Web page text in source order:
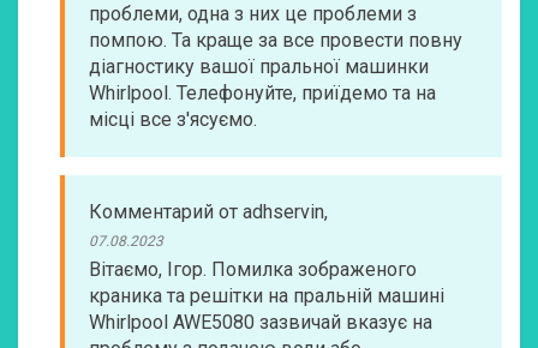
проблеми, одна з них це проблеми з
помпою. Та краще за все провести повну
діагностику вашої пральної машинки
Whirlpool. Телефонуйте, приїдемо та на
місці все з'ясуємо.
Комментарий от adhservin,
07.08.2023
Вітаємо, Ігор. Помилка зображеного
краника та решітки на пральній машині
Whirlpool AWE5080 зазвичай вказує на